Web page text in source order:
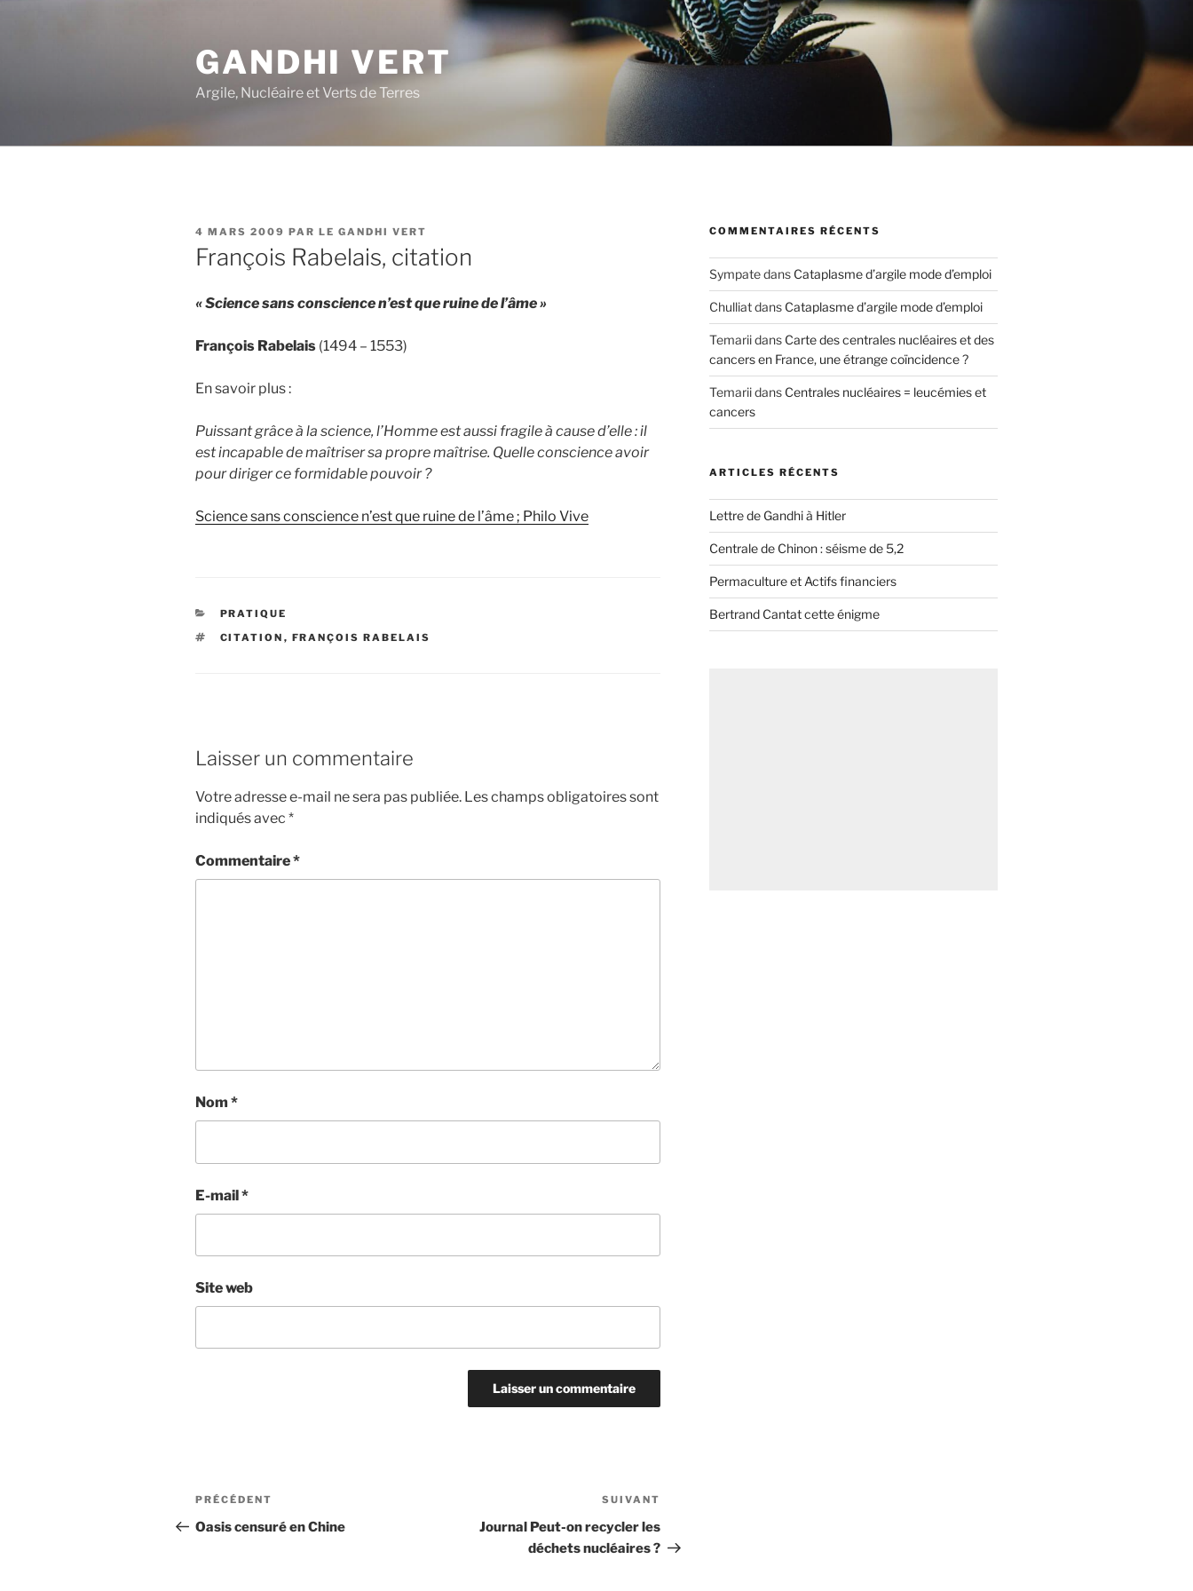
GANDHI VERT
Argile, Nucléaire et Verts de Terres
PUBLIÉ
LE
4 MARS 2009 PAR LE GANDHI VERT
François Rabelais, citation
« Science sans conscience n’est que ruine de l’âme »
François Rabelais (1494 – 1553)
En savoir plus :
Puissant grâce à la science, l’Homme est aussi fragile à cause d’elle : il
est incapable de maîtriser sa propre maîtrise. Quelle conscience avoir
pour diriger ce formidable pouvoir ?
Science sans conscience n’est que ruine de l’âme ; Philo Vive
CATÉGORIES
PRATIQUE
ÉTIQUETTES
CITATION , FRANÇOIS RABELAIS
Laisser un commentaire
Votre adresse e-mail ne sera pas publiée. Les champs obligatoires sont
indiqués avec *
Commentaire*
Nom *
E-mail*
Site web
Navigation
de
Article
précédent
PRÉCÉDENT
Oasis censuré en Chine
suivant
SUIVANT
Journal Peut-on recycler les
déchets nucléaires ?
COMMENTAIRES RÉCENTS
Sympatedans Cataplasme d’argile mode d’emploi
Chulliatdans Cataplasme d’argile mode d’emploi
Temariidans Carte des centrales nucléaires et des
cancers en France, une étrange coïncidence ?
Temariidans Centrales nucléaires = leucémies et
cancers
ARTICLES RÉCENTS
Lettre de Gandhi à Hitler
Centrale de Chinon : séisme de 5,2
Permaculture et Actifs financiers
Bertrand Cantat cette énigme